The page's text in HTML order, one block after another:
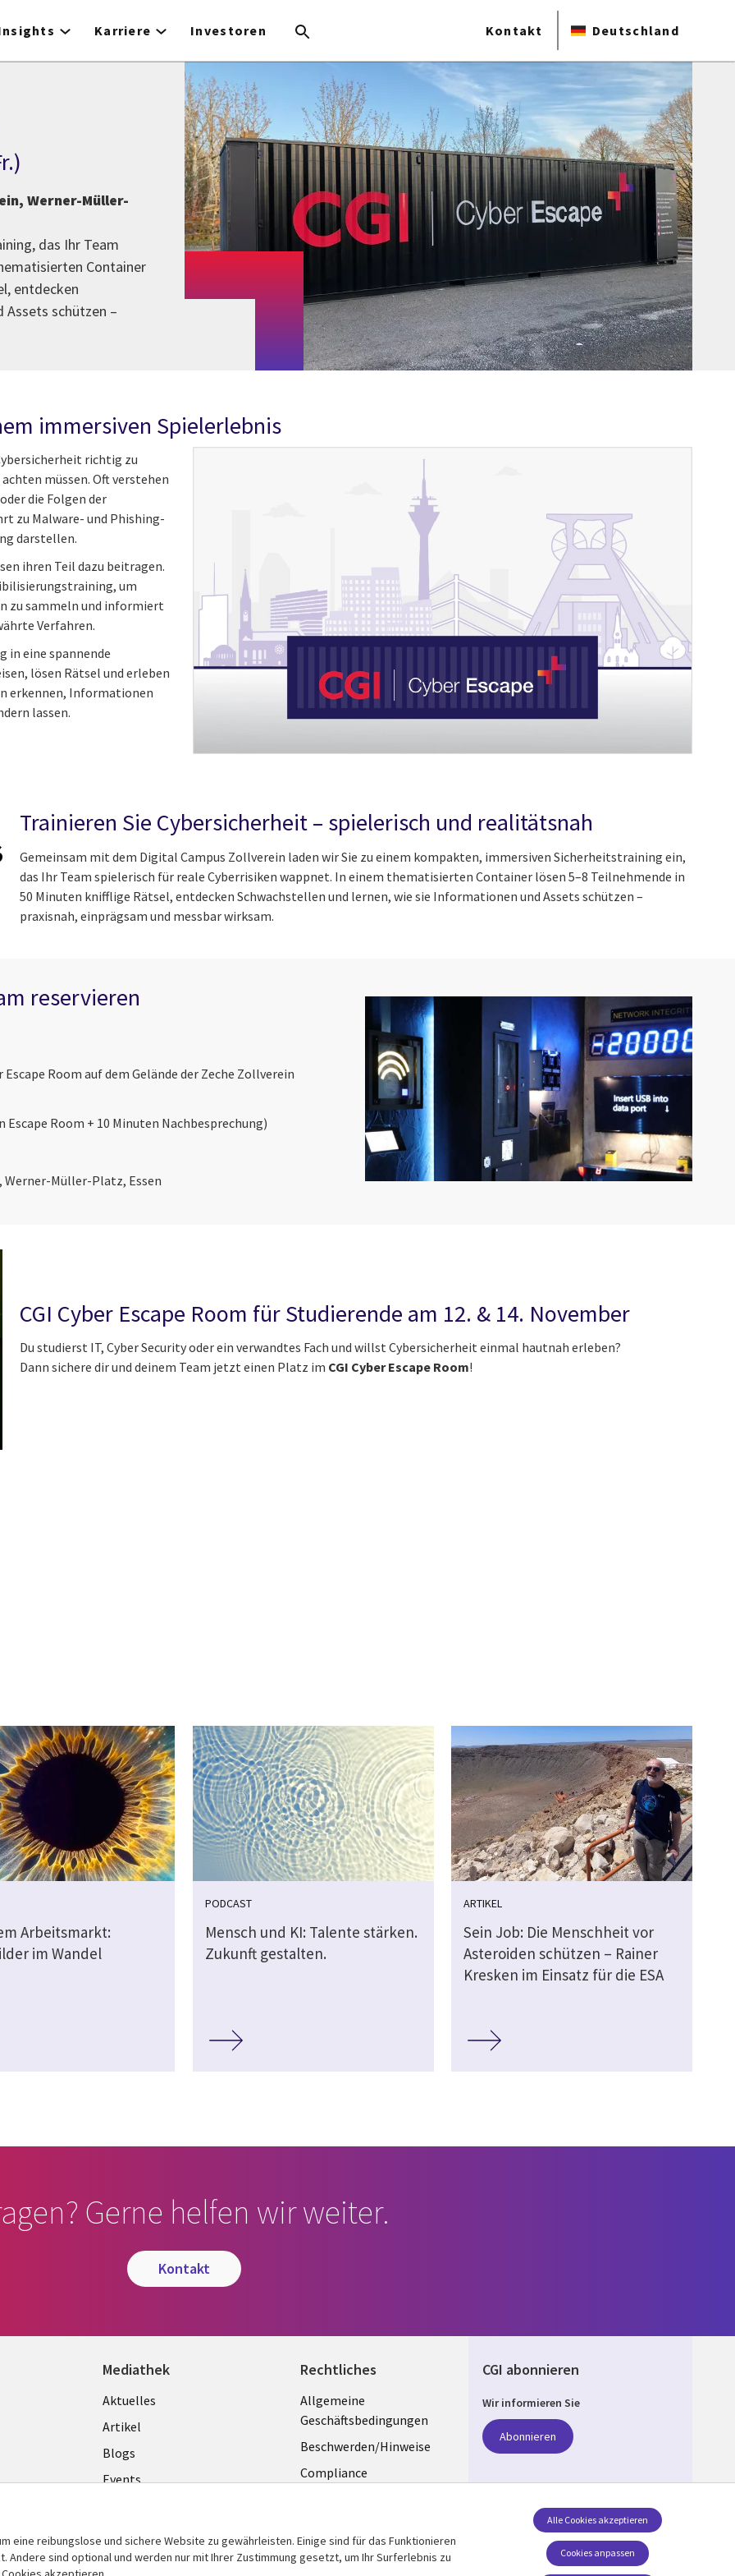
Karriere Investoren Kontakt Deutschland
Werner-Müller-
das Ihr Team
Container
entdecken
schützen –
immersiven Spielerlebnis
richtig zu
müssen. Oft verstehen
die Folgen der
zu Malware- und Phishing-
darstellen.
ihren Teil dazu beitragen.
um
zu sammeln und informiert
Verfahren.
in eine spannende
lösen Rätsel und erleben
erkennen, Informationen
lassen.
Trainieren Sie Cybersicherheit – spielerisch und realitätsnah
Gemeinsam mit dem Digital Campus Zollverein laden wir Sie zu einem kompakten, immersiven Sicherheitstraining ein,
das Ihr Team spielerisch für reale Cyberrisiken wappnet. In einem thematisierten Container lösen 5–8 Teilnehmende in
50 Minuten knifflige Rätsel, entdecken Schwachstellen und lernen, wie sie Informationen und Assets schützen –
praxisnah, einprägsam und messbar wirksam.
reservieren
Escape Room auf dem Gelände der Zeche Zollverein
Room + 10 Minuten Nachbesprechung)
Werner-Müller-Platz, Essen
CGI Cyber Escape Room für Studierende am 12. & 14. November
Du studierst IT, Cyber Security oder ein verwandtes Fach und willst Cybersicherheit einmal hautnah erleben?
Dann sichere dir und deinem Team jetzt einen Platz im CGI Cyber Escape Room!
on Print
Arbeitsmarkt:
im Wandel
PODCAST
Mensch und KI: Talente stärken.
Zukunft gestalten.
ARTIKEL
Sein Job: Die Menschheit vor
Asteroiden schützen – Rainer
Kresken im Einsatz für die ESA
Gerne helfen wir weiter.
kontakt
Mediathek
Library
Links
GERMANY
Aktuelles
Artikel
Blogs
Events
Standpunkt
Rechtliches
Legal
GERMANY
Allgemeine
Geschäftsbedingungen
Beschwerden/Hinweise
Compliance
Cookie-Einstellungen
CGI abonnieren
Wir informieren Sie
Abonnieren
Folgen Sie uns
Social Media GERMANY
eine reibungslose und sichere Website zu gewährleisten. Einige sind für das Funktionieren
sind optional und werden nur mit Ihrer Zustimmung gesetzt, um Ihr Surferlebnis zu
Cookies anpassen
Alle Cookies akzeptieren